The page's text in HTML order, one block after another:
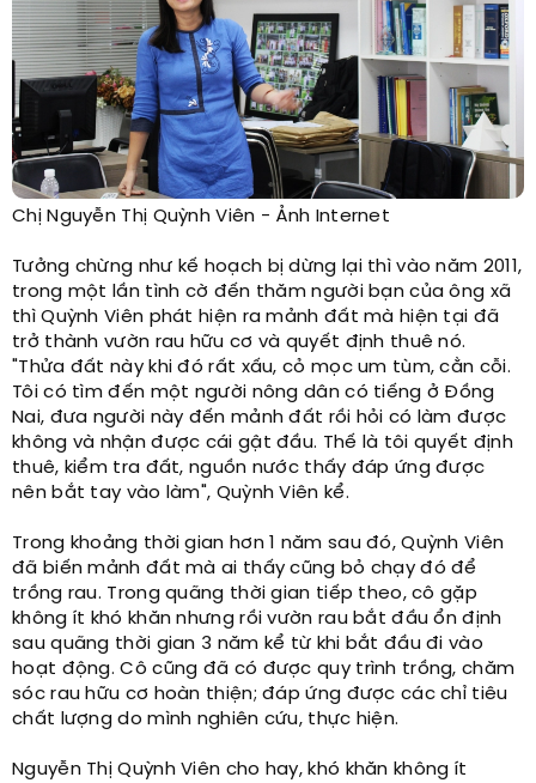
Chị Nguyễn Thị Quỳnh Viên - Ảnh Internet
Tưởng chừng như kế hoạch bị dừng lại thì vào năm 2011,
trong một lần tình cờ đến thăm người bạn của ông xã
thì Quỳnh Viên phát hiện ra mảnh đất mà hiện tại đã
trở thành vườn rau hữu cơ và quyết định thuê nó.
"Thửa đất này khi đó rất xấu, cỏ mọc um tùm, cằn cỗi.
Tôi có tìm đến một người nông dân có tiếng ở Đồng
Nai, đưa người này đến mảnh đất rồi hỏi có làm được
không và nhận được cái gật đầu. Thế là tôi quyết định
thuê, kiểm tra đất, nguồn nước thấy đáp ứng được
nên bắt tay vào làm", Quỳnh Viên kể.
Trong khoảng thời gian hơn 1 năm sau đó, Quỳnh Viên
đã biến mảnh đất mà ai thấy cũng bỏ chạy đó để
trồng rau. Trong quãng thời gian tiếp theo, cô gặp
không ít khó khăn nhưng rồi vườn rau bắt đầu ổn định
sau quãng thời gian 3 năm kể từ khi bắt đầu đi vào
hoạt động. Cô cũng đã có được quy trình trồng, chăm
sóc rau hữu cơ hoàn thiện; đáp ứng được các chỉ tiêu
chất lượng do mình nghiên cứu, thực hiện.
Nguyễn Thị Quỳnh Viên cho hay, khó khăn không ít